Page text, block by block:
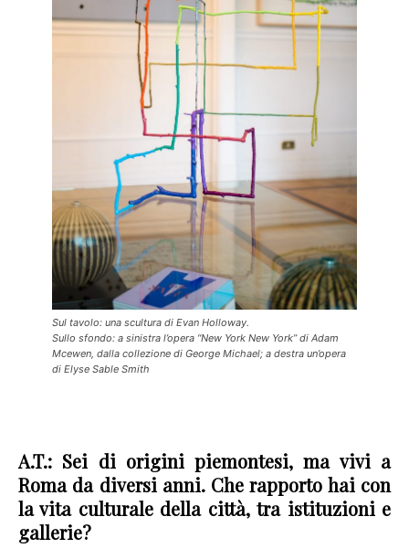
Sul tavolo: una scultura di Evan Holloway.
Sullo sfondo: a sinistra l’opera “New York New York” di Adam
Mcewen, dalla collezione di George Michael; a destra un’opera
di Elyse Sable Smith
A.T.: Sei di origini piemontesi, ma vivi a
Roma da diversi anni. Che rapporto hai con
la vita culturale della città, tra istituzioni e
gallerie?